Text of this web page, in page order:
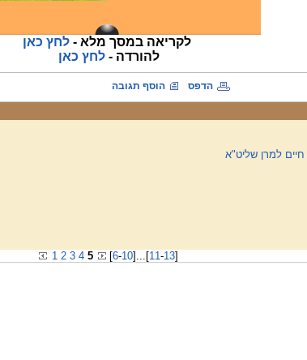
לקריאה במסך מלא - לחץ כאן
להורדה -לחץ כאן
הדפס הוסף תגובה
למרן שליט"א
1 2 3 4 5 [6-10] ... [11-13]